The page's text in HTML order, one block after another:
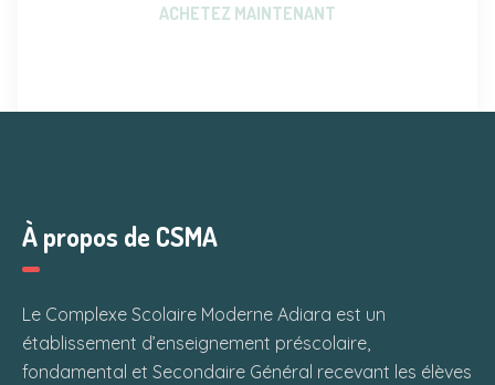
ACHETEZ MAINTENANT
À propos de CSMA
Le Complexe Scolaire Moderne Adiara est un
établissement d’enseignement préscolaire,
fondamental et Secondaire Général recevant les élèves